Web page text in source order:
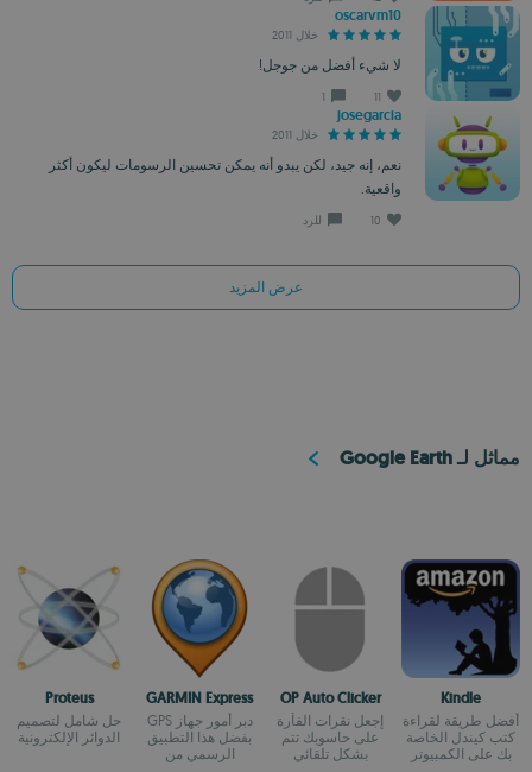
oscarvm10
خلال 2011
لا شيء أفضل من جوجل!
11
1
josegarcia
خلال 2011
نعم، إنه جيد، لكن يبدو أنه يمكن تحسين الرسومات ليكون أكثر
واقعية.
10 للرد
عرض المزيد
مماثل لـ Google Earth
Kindle
أفضل طريقة لقراءة
كتب كيندل الخاصة
بك على الكمبيوتر
OP Auto Clicker
إجعل نقرات الفأرة
على حاسوبك تتم
بشكل تلقائي
GARMIN Express
دبر أمور جهاز GPS
بفضل هذا التطبيق
الرسمي من
Proteus
حل شامل لتصميم
الدوائر الإلكترونية